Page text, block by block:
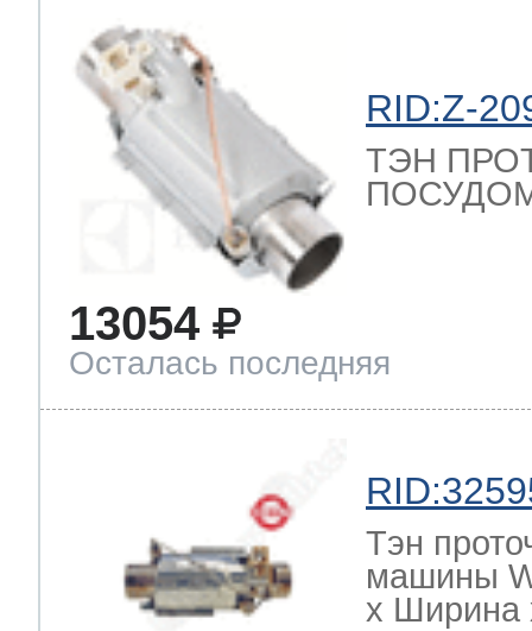
RID:Z-
ТЭН
13054
Осталась последняя
Тэн
машины
х Ширина